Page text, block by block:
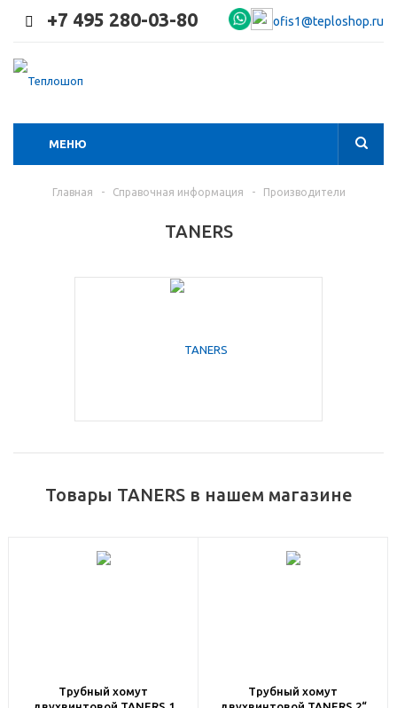
+7 495 280-03-80 ofis1@teploshop.ru
МЕНЮ
Главная - Справочная информация - Производители
TANERS
Товары TANERS в нашем магазине
Трубный хомут
Трубный хомут